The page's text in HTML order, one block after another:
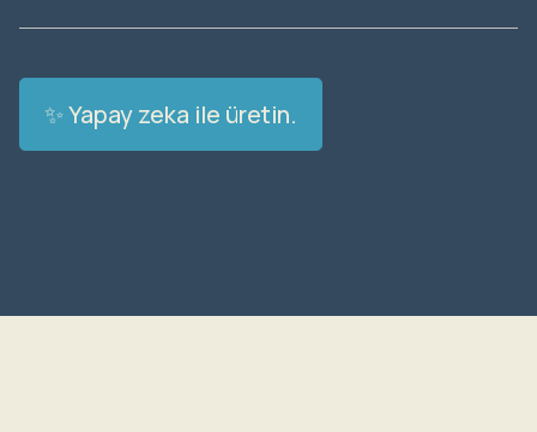
✨ Yapay zeka ile üretin.